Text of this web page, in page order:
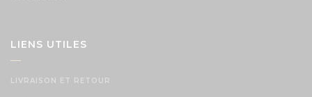
LIENS UTILES
LIVRAISON ET RETOUR